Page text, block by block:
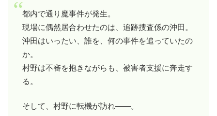
都内で通り魔事件が発生。
現場に偶然居合わせたのは、追跡捜査係の沖田。
沖田はいったい、誰を、何の事件を追っていたの
か。
村野は不審を抱きながらも、被害者支援に奔走す
る。
そして、村野に転機が訪れ――。